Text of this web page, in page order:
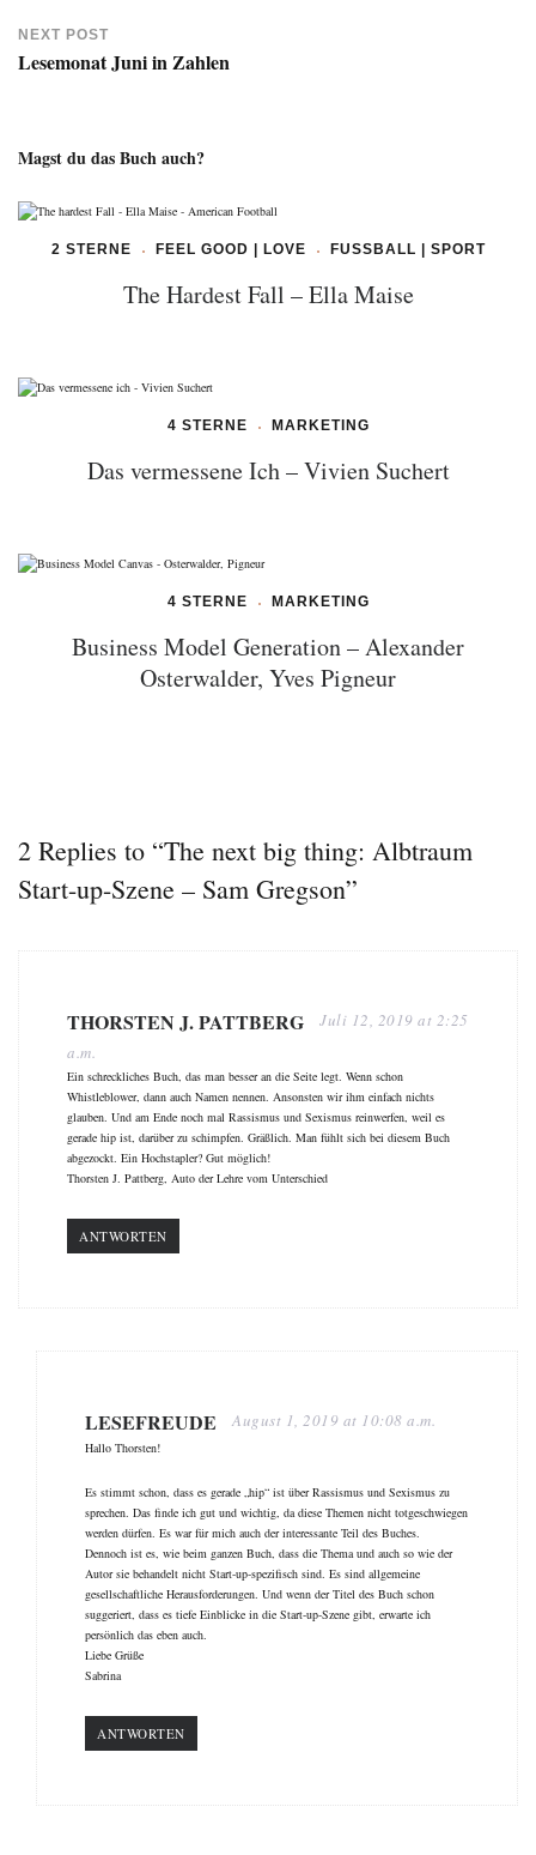
NEXT POST
Lesemonat Juni in Zahlen
Magst du das Buch auch?
2 STERNE FEEL GOOD | LOVE FUSSBALL | SPORT
The Hardest Fall – Ella Maise
4 STERNE MARKETING
Das vermessene Ich – Vivien Suchert
4 STERNE MARKETING
Business Model Generation – Alexander
Osterwalder, Yves Pigneur
2 Replies to “The next big thing: Albtraum
Start-up-Szene – Sam Gregson”
THORSTEN J. PATTBERG
Juli 12, 2019 at 2:25
a.m.
Ein schreckliches Buch, das man besser an die Seite legt. Wenn schon
Whistleblower, dann auch Namen nennen. Ansonsten wir ihm einfach nichts
glauben. Und am Ende noch mal Rassismus und Sexismus reinwerfen, weil es
gerade hip ist, darüber zu schimpfen. Gräßlich. Man fühlt sich bei diesem Buch
abgezockt. Ein Hochstapler? Gut möglich!
Thorsten J. Pattberg, Auto der Lehre vom Unterschied
ANTWORTEN
LESEFREUDE August 1, 2019 at 10:08 a.m.
Hallo Thorsten!
Es stimmt schon, dass es gerade „hip“ ist über Rassismus und Sexismus zu
sprechen. Das finde ich gut und wichtig, da diese Themen nicht totgeschwiegen
werden dürfen. Es war für mich auch der interessante Teil des Buches.
Dennoch ist es, wie beim ganzen Buch, dass die Thema und auch so wie der
Autor sie behandelt nicht Start-up-spezifisch sind. Es sind allgemeine
gesellschaftliche Herausforderungen. Und wenn der Titel des Buch schon
suggeriert, dass es tiefe Einblicke in die Start-up-Szene gibt, erwarte ich
persönlich das eben auch.
Liebe Grüße
Sabrina
ANTWORTEN